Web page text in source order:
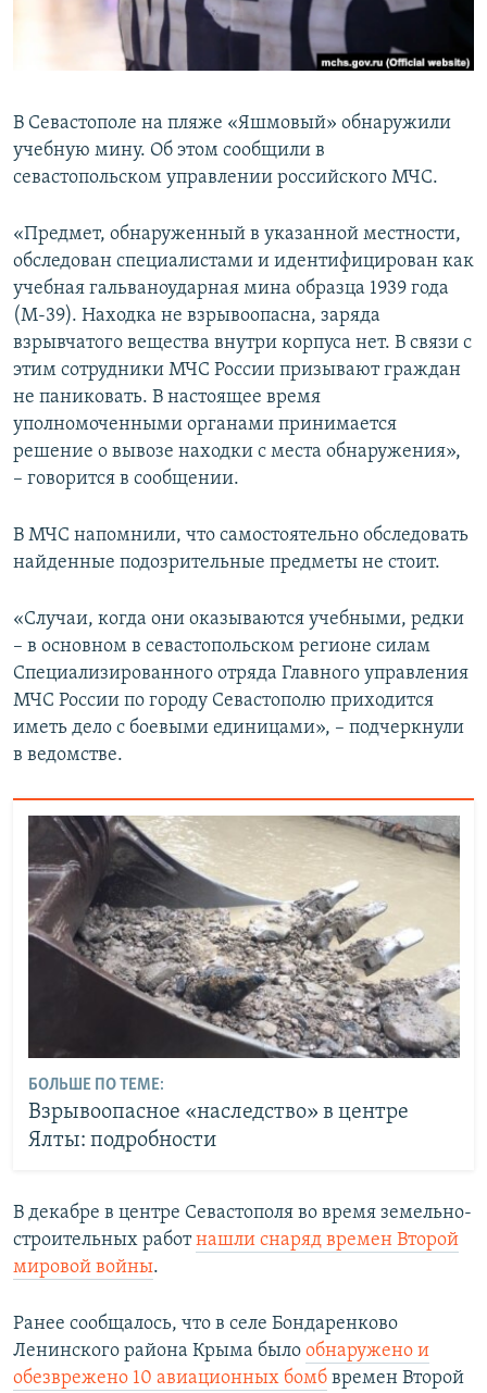
ПОБЕДИТЕЛЕЙ НЕ СУДЯТ?
КРЫМ.НЕПОКОРЕННЫЙ
УКРАИНСКАЯ ПРОБЛЕМА КРЫМА
ПРИСОЕДИНЯЙТЕСЬ!
Все сайты RFE/RL
В Севастополе на пляже «Яшмовый» обнаружили
учебную мину. Об этом сообщили в
севастопольском управлении российского МЧС.
«Предмет, обнаруженный в указанной местности,
обследован специалистами и идентифицирован как
учебная гальваноударная мина образца 1939 года
(М-39). Находка не взрывоопасна, заряда
взрывчатого вещества внутри корпуса нет. В связи с
этим сотрудники МЧС России призывают граждан
не паниковать. В настоящее время
уполномоченными органами принимается
решение о вывозе находки с места обнаружения»,
– говорится в сообщении.
В МЧС напомнили, что самостоятельно обследовать
найденные подозрительные предметы не стоит.
«Случаи, когда они оказываются учебными, редки
– в основном в севастопольском регионе силам
Специализированного отряда Главного управления
МЧС России по городу Севастополю приходится
иметь дело с боевыми единицами», – подчеркнули
в ведомстве.
БОЛЬШЕ ПО ТЕМЕ:
Взрывоопасное «наследство» в центре
Ялты: подробности
В декабре в центре Севастополя во время земельно-
строительных работнашли снаряд времен Второй
мировой войны.
Ранее сообщалось, что в селе Бондаренково
Ленинского района Крыма было обнаружено и
обезврежено 10 авиационных бомб времен Второй